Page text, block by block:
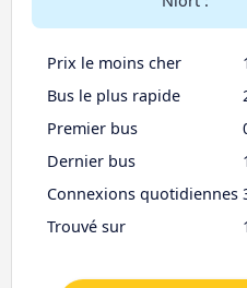
Prix le moins cher
Bus le plus rapide
Premier bus
Dernier bus
Connexions quotidiennes
Trouvé sur